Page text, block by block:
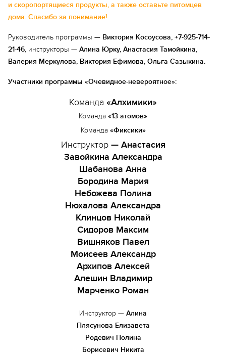
и скоропортящиеся продукты, а также оставьте питомцев
дома. Спасибо за понимание!
Руководитель программы — Виктория Косоусова, +7-925-714-
21-46, инструкторы — Алина Юрку, Анастасия Тамойкина,
Валерия Меркулова, Виктория Ефимова, Ольга Сазыкина.
Участники программы «Очевидное-невероятное»:
Команда «Алхимики»
Команда «13 атомов»
Команда«Фиксики»
Инструктор — Анастасия
Завойкина Александра
Шабанова Анна
Бородина Мария
Небожева Полина
Нюхалова Александра
Клинцов Николай
Сидоров Максим
Вишняков Павел
Моисеев Александр
Архипов Алексей
Алешин Владимир
Марченко Роман
Инструктор — Алина
Плясунова Елизавета
Родевич Полина
Борисевич Никита